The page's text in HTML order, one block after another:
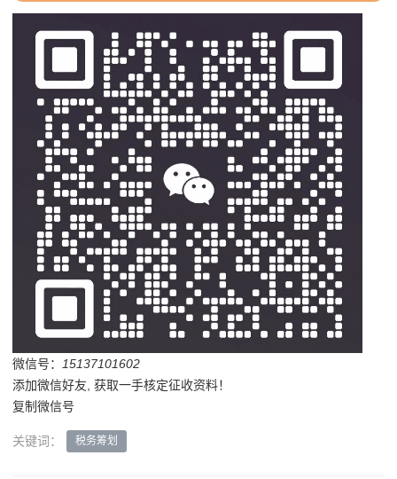
微信号：
15137101602
添加微信好友, 获取一手核定征收资料！
复制微信号
关键词： 税务筹划